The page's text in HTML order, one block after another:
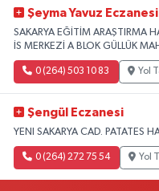
Şeyma Yavuz Eczanesi
SAKARYA EĞİTİM ARAŞTIRMA
İS MERKEZİ A BLOK GÜLLÜK
0 (264) 503 10 83 Yol
Şengül Eczanesi
YENI SAKARYA CAD. PATATES
0 (264) 272 75 54 Yol